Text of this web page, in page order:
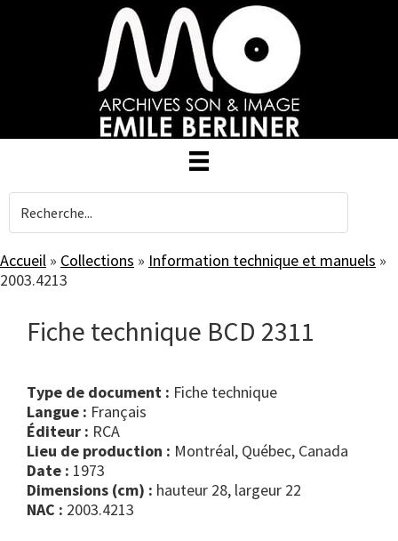
Accueil » Collections » Information technique et manuels »
2003.4213
Fiche technique BCD 2311
Type de document :
fiche technique
Langue : Français
Éditeur : RCA
Lieu de production : Montréal, Québec, Canada
Date : 1973
Dimensions (cm) : hauteur 28, largeur 22
NAC : 2003.4213